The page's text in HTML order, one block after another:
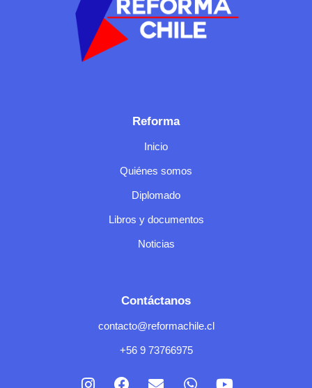
Reforma
Inicio
Quiénes somos
Diplomado
Libros y documentos
Noticias
Contáctanos
contacto@reformachile.cl
+56 9 73766975